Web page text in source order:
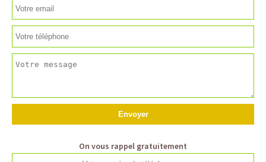
On vous rappel gratuitement